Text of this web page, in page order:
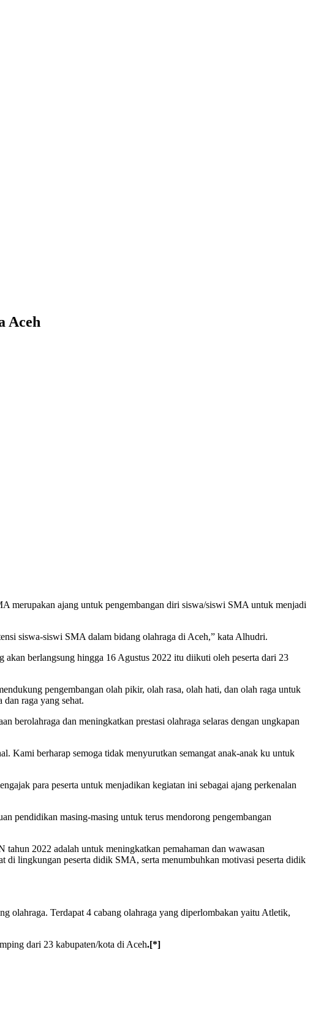
Aceh
merupakan ajang untuk pengembangan diri siswa/siswi SMA untuk menjadi
siswa-siswi SMA dalam bidang olahraga di Aceh,” kata Alhudri.
berlangsung hingga 16 Agustus 2022 itu diikuti oleh peserta dari 23
pengembangan olah pikir, olah rasa, olah hati, dan olah raga untuk
raga yang sehat.
berolahraga dan meningkatkan prestasi olahraga selaras dengan ungkapan
Kami berharap semoga tidak menyurutkan semangat anak-anak ku untuk
para peserta untuk menjadikan kegiatan ini sebagai ajang perkenalan
pendidikan masing-masing untuk terus mendorong pengembangan
2022 adalah untuk meningkatkan pemahaman dan wawasan
di lingkungan peserta didik SMA, serta menumbuhkan motivasi peserta didik
olahraga. Terdapat 4 cabang olahraga yang diperlombakan yaitu Atletik,
dari 23 kabupaten/kota di Aceh.[*]